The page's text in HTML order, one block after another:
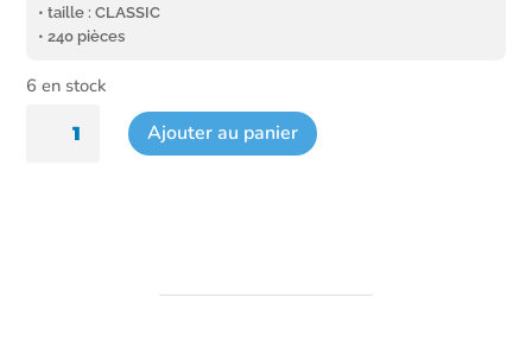
• taille : CLASSIC
• 240 pièces
6 en stock
quantité
Ajouter au panier